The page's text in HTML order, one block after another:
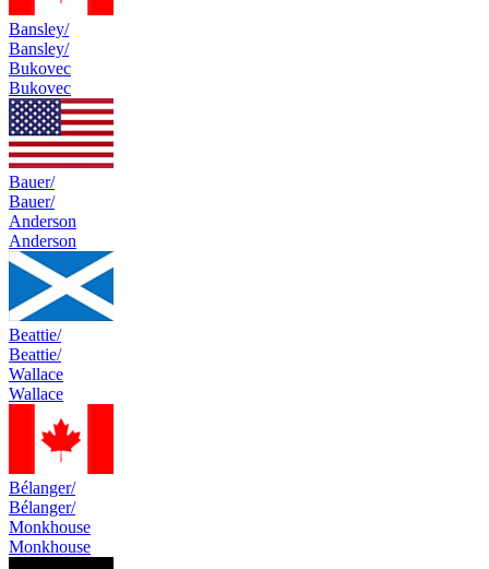
Bansley/
Bansley/
Bukovec
Bukovec
Bauer/
Bauer/
Anderson
Anderson
Beattie/
Beattie/
Wallace
Wallace
Bélanger/
Bélanger/
Monkhouse
Monkhouse